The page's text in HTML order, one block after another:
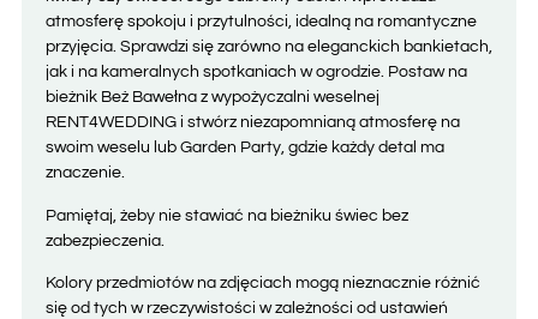
atmosferę spokoju i przytulności, idealną na romantyczne
przyjęcia. Sprawdzi się zarówno na eleganckich bankietach,
jak i na kameralnych spotkaniach w ogrodzie. Postaw na
bieżnik Beż Bawełna z wypożyczalni weselnej
RENT4WEDDING i stwórz niezapomnianą atmosferę na
swoim weselu lub Garden Party, gdzie każdy detal ma
znaczenie.
Pamiętaj, żeby nie stawiać na bieżniku świec bez
zabezpieczenia.
Kolory przedmiotów na zdjęciach mogą nieznacznie różnić
się od tych w rzeczywistości w zależności od ustawień